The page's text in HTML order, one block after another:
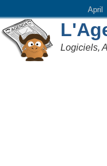
April
Logiciels,